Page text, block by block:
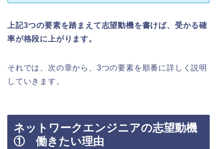
上記3つの要素を踏まえて志望動機を書けば、受かる確
率が格段に上がります。
それでは、次の章から、3つの要素を順番に詳しく説明
していきます。
ネットワークエンジニアの志望動機
① 働きたい理由